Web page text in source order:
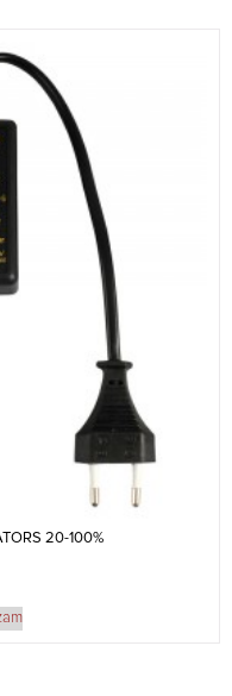
20-100%